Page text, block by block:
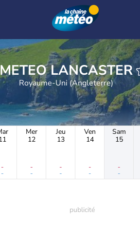
METEO LANCASTER
Royaume-Uni (Angleterre)
-
-
Mer
12
-
-
Jeu
13
-
-
Ven
14
-
-
Sam
15
-
-